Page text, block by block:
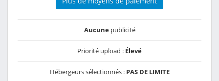
Aucunepublicité
Priorité upload : Élevé
Hébergeurs sélectionnés : PAS DE LIMITE